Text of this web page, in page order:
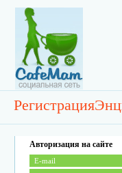
Регистрация
Авторизация на сайте